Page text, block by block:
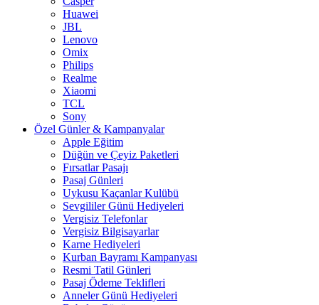
Huawei
JBL
Lenovo
Omix
Philips
Realme
Xiaomi
TCL
Sony
Özel Günler & Kampanyalar
Apple Eğitim
Düğün ve Çeyiz Paketleri
Fırsatlar Pasajı
Pasaj Günleri
Uykusu Kaçanlar Kulübü
Sevgililer Günü Hediyeleri
Vergisiz Telefonlar
Vergisiz Bilgisayarlar
Karne Hediyeleri
Kurban Bayramı Kampanyası
Resmi Tatil Günleri
Pasaj Ödeme Teklifleri
Anneler Günü Hediyeleri